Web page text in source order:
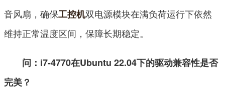
音风扇，确保工控机双电源模块在满负荷运行下依然
维持正常温度区间，保障长期稳定。
问：i7-4770在Ubuntu 22.04下的驱动兼容性是否
完美？